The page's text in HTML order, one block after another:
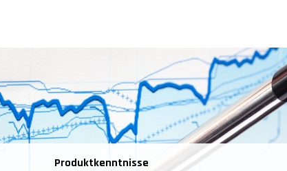
Risiko – und Moneymanagement